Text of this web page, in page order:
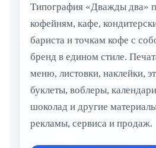
Типография «Дважды два»
кофейням, кафе,
бариста и точкам кофе с
бренд в едином стиле.
меню, листовки, наклейки,
буклеты, воблеры,
шоколад и другие
рекламы, сервиса и продаж.